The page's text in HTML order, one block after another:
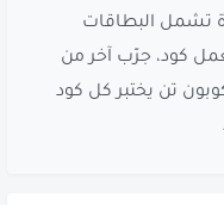
تشمل البطاقات
يعمل كود، جرّب آخر من
تن يختبر كل كود